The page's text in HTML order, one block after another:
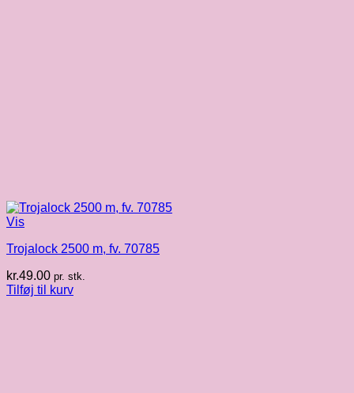
Vis
Trojalock 2500 m, fv. 70785
kr.49.00 pr. stk.
Tilføj til kurv